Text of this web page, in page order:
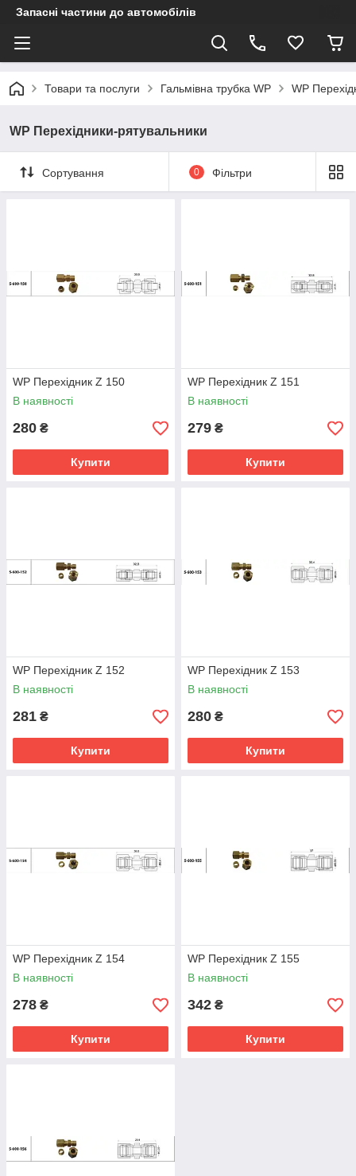
Запасні частини до автомобілів
Товари та послуги Гальмівна трубка WP WP
WP Перехідники-рятувальники
Сортування 0 Фільтри
WP Перехідник Z 150
В наявності
280 ₴
Купити
WP Перехідник Z 151
В наявності
279 ₴
Купити
WP Перехідник Z 152
В наявності
281 ₴
Купити
WP Перехідник Z 153
В наявності
280 ₴
Купити
WP Перехідник Z 154
В наявності
278 ₴
Купити
WP Перехідник Z 155
В наявності
342 ₴
Купити